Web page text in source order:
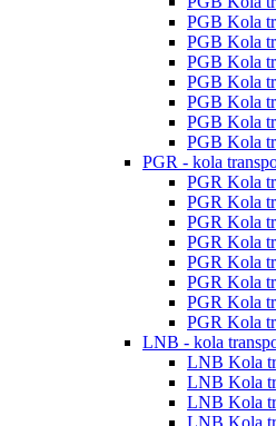
PGB Kola
PGB Kola
PGB Kola
PGB Kola
PGB Kola
PGB Kola
PGB Kola
PGR - kola
PGR Kola
PGR Kola
PGR Kola
PGR Kola
PGR Kola
PGR Kola
PGR Kola
PGR Kola
LNB - kola
LNB Kola
LNB Kola
LNB Kola
LNB Kola